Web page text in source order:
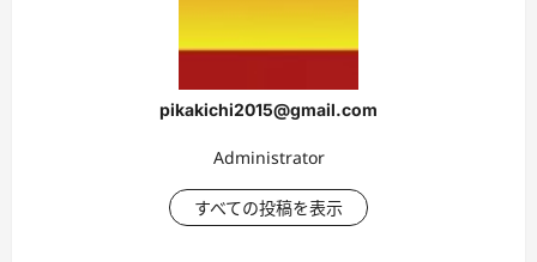
pikakichi2015@gmail.com
Administrator
すべての投稿を表示